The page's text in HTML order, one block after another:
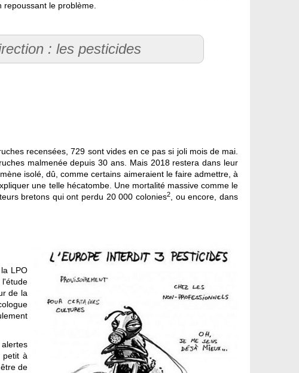
le problème.
: les pesticides
recensées, 729 sont vides en ce pas si joli mois de mai.
malmenée depuis 30 ans. Mais 2018 restera dans leur
isolé, dû, comme certains aimeraient le faire admettre, à
une telle hécatombe. Une mortalité massive comme le
bretons qui ont perdu 20 000 colonies2, ou encore, dans
LPO
l'étude
de la
petit à
de